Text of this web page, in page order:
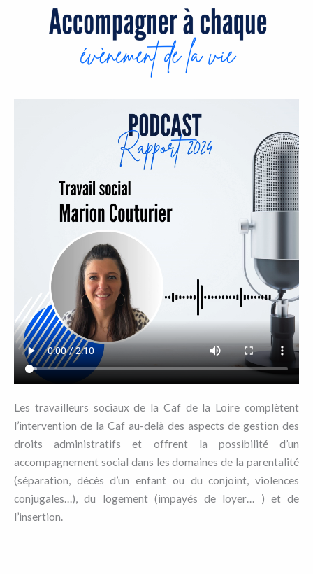
Les travailleurs sociaux de la Caf de la Loire complètent
l’intervention de la Caf au-delà des aspects de gestion des
droits administratifs et offrent la possibilité d’un
accompagnement social dans les domaines de la parentalité
(séparation, décès d’un enfant ou du conjoint, violences
conjugales…), du logement (impayés de loyer… ) et de
l’insertion.